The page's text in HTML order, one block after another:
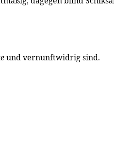
und vernunftwidrig sind.